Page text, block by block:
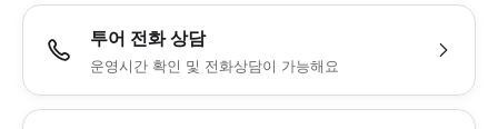
투
어
전
투어 전화 상담
운영시간 확인 및 전화상담이 가능해요